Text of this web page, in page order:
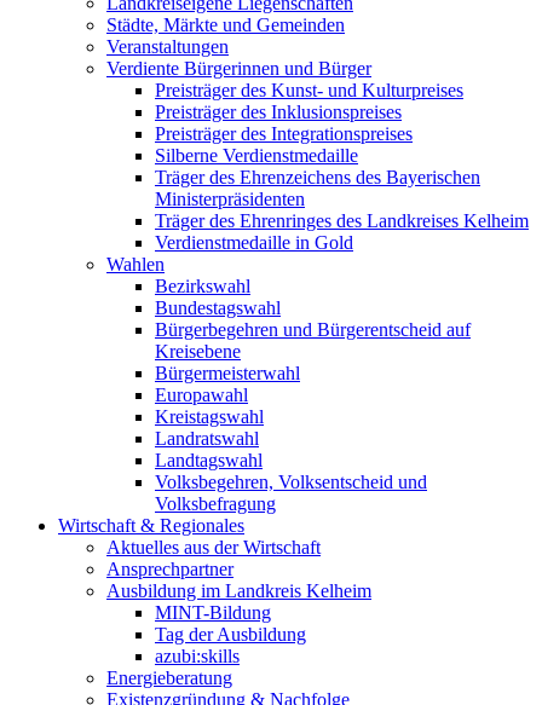
Städte, Märkte und Gemeinden
Veranstaltungen
Verdiente Bürgerinnen und Bürger
Preisträger des Kunst- und Kulturpreises
Preisträger des Inklusionspreises
Preisträger des Integrationspreises
Silberne Verdienstmedaille
Träger des Ehrenzeichens des Bayerischen
Ministerpräsidenten
Träger des Ehrenringes des Landkreises Kelheim
Verdienstmedaille in Gold
Wahlen
Bezirkswahl
Bundestagswahl
Bürgerbegehren und Bürgerentscheid auf
Kreisebene
Bürgermeisterwahl
Europawahl
Kreistagswahl
Landratswahl
Landtagswahl
Volksbegehren, Volksentscheid und
Volksbefragung
Wirtschaft & Regionales
Aktuelles aus der Wirtschaft
Ansprechpartner
Ausbildung im Landkreis Kelheim
MINT-Bildung
Tag der Ausbildung
azubi:skills
Energieberatung
Existenzgründung & Nachfolge